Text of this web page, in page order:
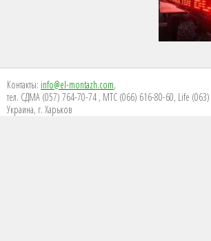
Контакты: info@el-montazh.com,
тел. СДМА (057) 764-70-74 , МТС (066) 616-80-60, Life
Украина, г. Харьков